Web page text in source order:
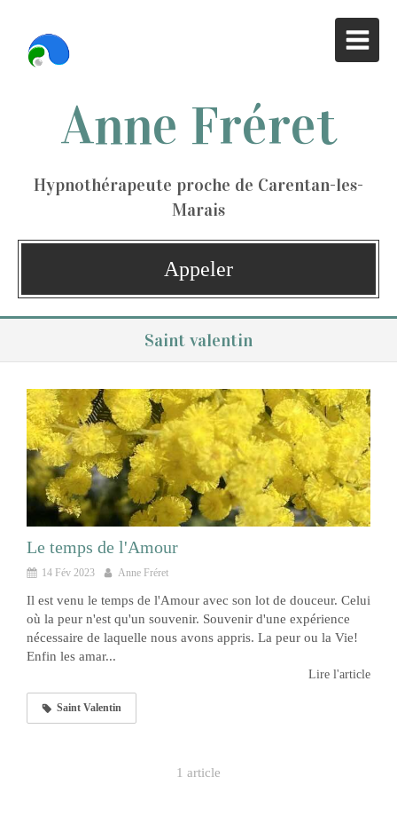
Anne Fréret
Hypnothérapeute proche de Carentan-les-
Marais
Appeler
Saint valentin
Le temps de l'Amour
14 Fév 2023 Anne Fréret
Il est venu le temps de l'Amour avec son lot de douceur. Celui
où la peur n'est qu'un souvenir. Souvenir d'une expérience
nécessaire de laquelle nous avons appris. La peur ou la Vie!
Enfin les amar...
Lire l'article
Saint Valentin
1 article